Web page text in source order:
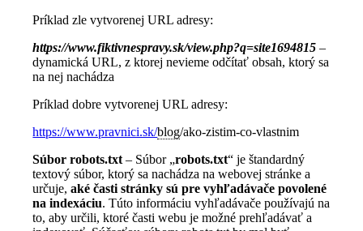
Príklad zle vytvorenej URL adresy:
https://www.fiktivnespravy.sk/view.php?q=site1694815 –
dynamická URL, z ktorej nevieme odčítať obsah, ktorý sa
na nej nachádza
Príklad dobre vytvorenej URL adresy:
https://www.pravnici.sk/blog/ako-zistim-co-vlastnim
Súbor robots.txt – Súbor „robots.txt“ je štandardný
textový súbor, ktorý sa nachádza na webovej stránke a
určuje,aké časti stránky sú pre vyhľadávače povolené
na indexáciu. Túto informáciu vyhľadávače používajú na
to, aby určili, ktoré časti webu je možné prehľadávať a